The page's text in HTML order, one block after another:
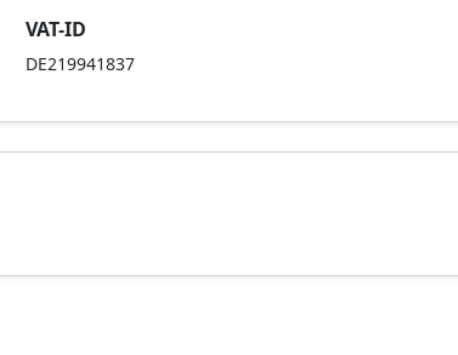
VAT-ID
DE219941837